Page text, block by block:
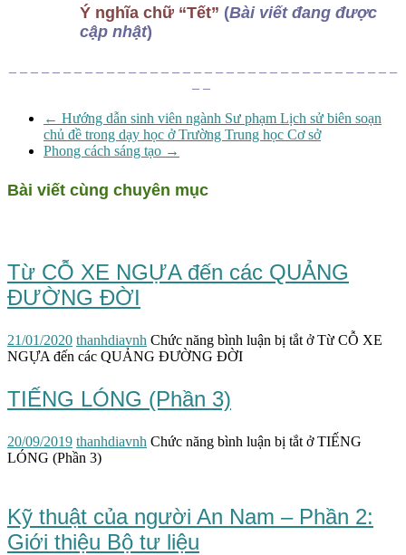
Ý nghĩa chữ “Tết” (Bài viết đang được
cập nhật)
– – – – – – – – – – – – – – – – – – – – – – – – – – – – – – – – – – – –
– –
← Hướng dẫn sinh viên ngành Sư phạm Lịch sử biên soạn
chủ đề trong dạy học ở Trường Trung học Cơ sở
Phong cách sáng tạo →
Bài viết cùng chuyên mục
Từ CỖ XE NGỰA đến các QUẢNG
ĐƯỜNG ĐỜI
21/01/2020 thanhdiavnh Chức năng bình luận bị tắt ở Từ CỖ XE
NGỰA đến các QUẢNG ĐƯỜNG ĐỜI
TIẾNG LÓNG (Phần 3)
20/09/2019 thanhdiavnh Chức năng bình luận bị tắt ở TIẾNG
LÓNG (Phần 3)
Kỹ thuật của người An Nam – Phần 2:
Giới thiệu Bộ tư liệu